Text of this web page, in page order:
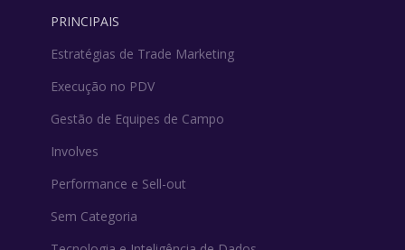
PRINCIPAIS
Estratégias de Trade Marketing
Execução no PDV
Gestão de Equipes de Campo
Involves
Performance e Sell-out
Sem Categoria